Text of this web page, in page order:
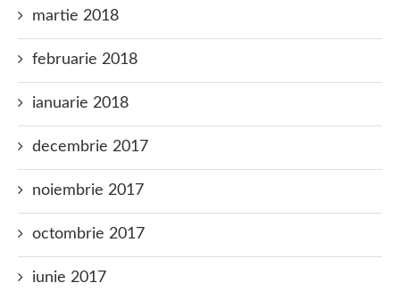
martie 2018
februarie 2018
ianuarie 2018
decembrie 2017
noiembrie 2017
octombrie 2017
iunie 2017